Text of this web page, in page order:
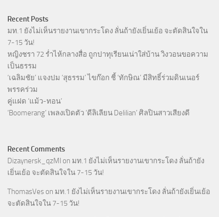
Recent Posts
มท.1 ยังไม่เห็นรายงานเขากระโดง ลั่นถ้ายังเยิ่นเย้อ จะตัดสินใจใน
7-15 วัน!
หญิงชรา 72 ร่ำไห้กลางสื่อ ถูกปาทุเรียนเน่าใส่บ้าน วิงวอนขอความ
เป็นธรรม
‘เฉลิมชัย’ แจงปม ‘สุธรรม’ ไขก๊อก ชี้ ‘ทักษิณ’ มีสิทธิ์ร่วมดินเนอร์
พรรคร่วม
คู่แฝด ‘แม้ว-ทอน’
‘Boomerang’ เพลงเปิดตัว ‘ดีลิเลียน Delilian’ ศิลปินสาวเสียงดี
Recent Comments
Dizaynersk_qzMl on มท.1 ยังไม่เห็นรายงานเขากระโดง ลั่นถ้ายัง
เยิ่นเย้อ จะตัดสินใจใน 7-15 วัน!
ThomasVes on มท.1 ยังไม่เห็นรายงานเขากระโดง ลั่นถ้ายังเยิ่นเย้อ
จะตัดสินใจใน 7-15 วัน!